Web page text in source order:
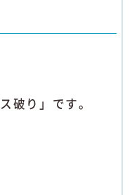
破り」です。